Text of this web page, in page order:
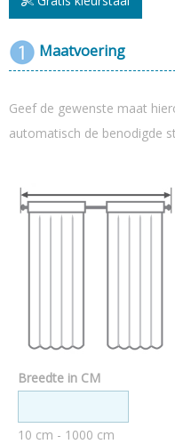
veel gekocht voor de
Achterkant van de stof heeft
blackout-effect).
Lichtdichtheid 100%
Hoge kwaliteit (vraag
Actie = gratis bezorgd
Maatvoering
Geef de gewenste maat
automatisch de benodigde
Breedte in CM
10 cm - 1000 cm